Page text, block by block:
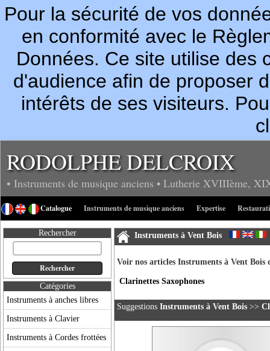
Pour la sécurité de vos
en conformité avec le
Données. Ce site utilise des
d'audience afin de proposer
intérêts de ses visiteurs.
RODOLPHE DELCROIX
• Instruments de musique anciens • Lutherie XVIIIème,
Catalogue Instruments de musique anciens Expertise
Rechercher
Catégories
Instruments à anches libres
Instruments à Clavier
Instruments à Cordes frottées
Instruments à Vent Bois
Voir nos articles Instruments à Vent Bois
Clarinettes Saxophones
Suggestions Instruments à Vent Bois >>